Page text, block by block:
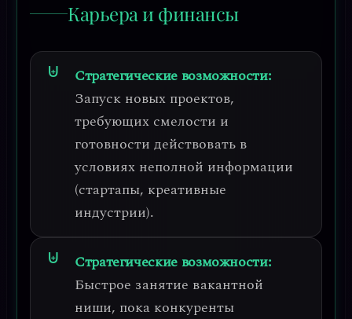
Карьера и финансы
Стратегические возможности:
Запуск новых проектов,
требующих смелости и
готовности действовать в
условиях неполной информации
(стартапы, креативные
индустрии).
Стратегические возможности:
Быстрое занятие вакантной
ниши, пока конкуренты